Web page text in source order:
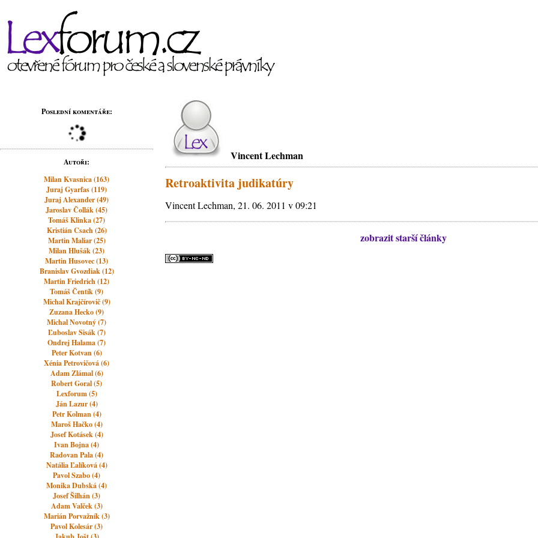
Poslední komentáře:
Autoři:
Milan Kvasnica (163)
Juraj Gyarfas (119)
Juraj Alexander (49)
Jaroslav Čollák (45)
Tomáš Klinka (27)
Kristián Csach (26)
Martin Maliar (25)
Milan Hlušák (23)
Martin Husovec (13)
Branislav Gvozdiak (12)
Martin Friedrich (12)
Tomáš Čentík (9)
Michal Krajčírovič (9)
Zuzana Hecko (9)
Michal Novotný (7)
Ľuboslav Sisák (7)
Ondrej Halama (7)
Peter Kotvan (6)
Xénia Petrovičová (6)
Adam Zlámal (6)
Robert Goral (5)
Lexforum (5)
Ján Lazur (4)
Petr Kolman (4)
Maroš Hačko (4)
Josef Kotásek (4)
Ivan Bojna (4)
Radovan Pala (4)
Natália Ľalíková (4)
Pavol Szabo (4)
Monika Dubská (4)
Josef Šilhán (3)
Adam Valček (3)
Marián Porvažník (3)
Pavol Kolesár (3)
Vincent Lechman
Retroaktivita judikatúry
Vincent Lechman, 21. 06. 2011 v 09:21
zobrazit starší články